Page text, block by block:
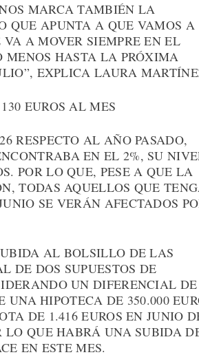
MARCA TAMBIÉN LA
QUE APUNTA A QUE VAMOS A
A MOVER SIEMPRE EN EL
MENOS HASTA LA PRÓXIMA
EXPLICA LAURA
EUROS AL MES
RESPECTO AL AÑO PASADO,
EN EL 2%, SU
POR LO QUE, PESE A QUE LA
TODAS AQUELLOS QUE
SE VERÁN AFECTADOS
AL BOLSILLO DE LAS
DE DOS SUPUESTOS DE
UN DIFERENCIAL DE
UNA HIPOTECA DE 350.000
DE 1.416 EUROS EN JUNIO
LO QUE HABRÁ UNA SUBIDA
EN ESTE MES.